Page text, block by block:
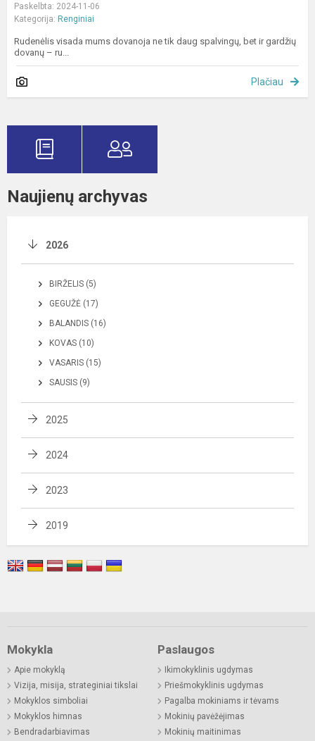
Paskelbta: 2024-11-06
Kategorija: Renginiai
Rudenėlis visada mums dovanoja ne tik daug spalvingų, bet ir gardžių
dovanų – ru...
Plačiau
Naujienų archyvas
2026
BIRŽELIS (5)
GEGUŽĖ (17)
BALANDIS (16)
KOVAS (10)
VASARIS (15)
SAUSIS (9)
2025
2024
2023
2019
Mokykla
Apie mokyklą
Vizija, misija, strateginiai tikslai
Mokyklos simboliai
Mokyklos himnas
Bendradarbiavimas
Paslaugos
Ikimokyklinis ugdymas
Priešmokyklinis ugdymas
Pagalba mokiniams ir tėvams
Mokinių pavėžėjimas
Mokinių maitinimas